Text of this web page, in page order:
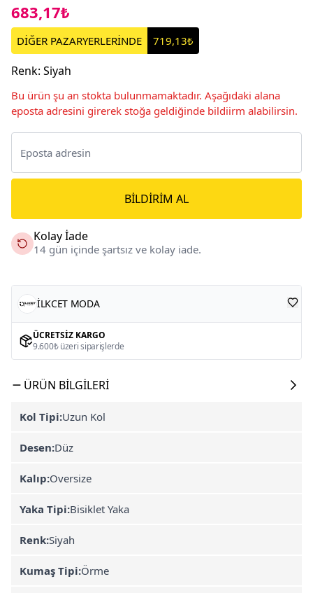
683,17₺
DİĞER PAZARYERLERİNDE 719,13₺
Renk: Siyah
Bu ürün şu an stokta bulunmamaktadır. Aşağıdaki alana
eposta adresini girerek stoğa geldiğinde bildiirm alabilirsin.
BILDIRIM AL
Kolay İade
14 gün içinde şartsız ve kolay iade.
İLKCET MODA
ÜCRETSIZ KARGO
9.600₺ üzeri siparişlerde
ÜRÜN BILGILERI
Kol Tipi:Uzun Kol
Desen:Düz
Kalıp:Oversize
Yaka Tipi:Bisiklet Yaka
Renk:Siyah
Kumaş Tipi:Örme